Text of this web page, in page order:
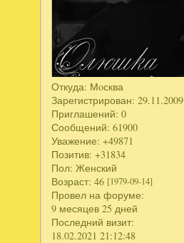
Откуда: Мoсква
Зарегистрирован: 29.11.2009
Приглашений: 0
Сообщений: 61900
Уважение: +49871
Позитив: +31834
Пол: Женский
Возраст: 46 [1979-09-14]
Провел на форуме:
9 месяцев 25 дней
Последний визит:
18.02.2021 21:12:48